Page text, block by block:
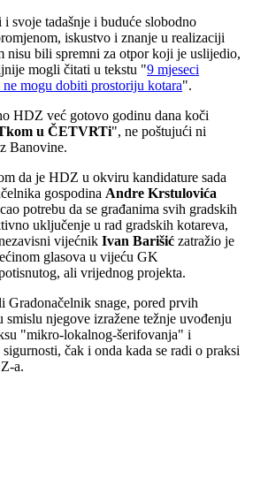
svoje tadašnje i buduće slobodno
iskustvo i znanje u realizaciji
nisu bili spremni za otpor koji je uslijedio,
mogli čitati u tekstu "9 mjeseci
mogu dobiti prostoriju kotara".
HDZ već gotovo godinu dana koči
u ČETVRTi", ne poštujući ni
Banovine.
da je HDZ u okviru kandidature sada
gospodina Andre Krstulovića
potrebu da se građanima svih gradskih
uključenje u rad gradskih kotareva,
vijećnikIvan Barišić zatražio je
glasova u vijeću GK
ali vrijednog projekta.
Gradonačelnik snage, pored prvih
smislu njegove izražene težnje uvođenju
"mikro-lokalnog-šerifovanja" i
čak i onda kada se radi o praksi
a.